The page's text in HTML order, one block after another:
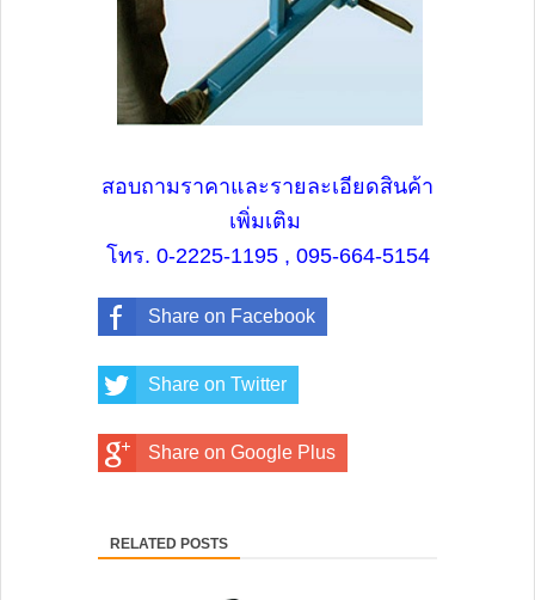
สอบถามราคาและรายละเอียดสินค้า
เพิ่มเติม
โทร. 0-2225-1195 , 095-664-5154
Share on Facebook
Share on Twitter
Share on Google Plus
RELATED POSTS